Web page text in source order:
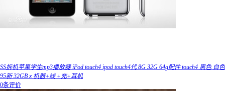
SS拆机苹果学生mp3播放器 iPod touch4 ipod touch4代 8G 32G 64g配件 touch4 黑色 白色
95新 32GB x 机器+线 +充+耳机
0条评价